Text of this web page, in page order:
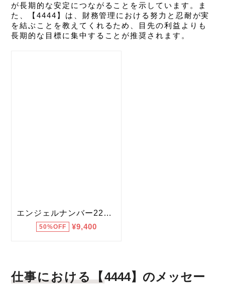
が長期的な安定につながることを示しています。ま
た、【4444】は、財務管理における努力と忍耐が実
を結ぶことを教えてくれるため、目先の利益よりも
長期的な目標に集中することが推奨されます。
仕事における【4444】のメッセー